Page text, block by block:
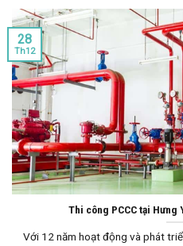
Thi công PCCC tại Hưng
Với 12 năm hoạt động và phát
28
Th12